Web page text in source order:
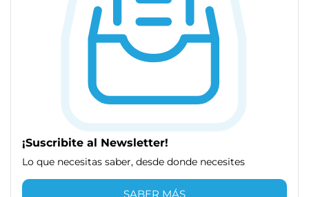
¡Suscribite al Newsletter!
Lo que necesitas saber, desde donde necesites
SABER MÁS